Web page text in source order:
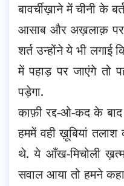
बावर्चीख़ाने में चीनी के
आसाब और अख़लाक़ पर
शर्त उन्होंने ये भी लगाई
में पहाड़ पर जाएंगे तो
पड़ेगा.
काफ़ी रद्द-ओ-कद के
हममें वही ख़ूबियां
थे. ये आँख-मिचोली
सवाल आया तो हमने